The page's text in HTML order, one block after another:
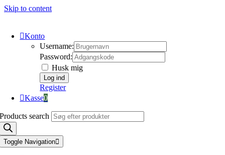
Skip to content
Konto
Username:
Password:
Husk mig
Register
Kasse0
Products search
Toggle Navigation